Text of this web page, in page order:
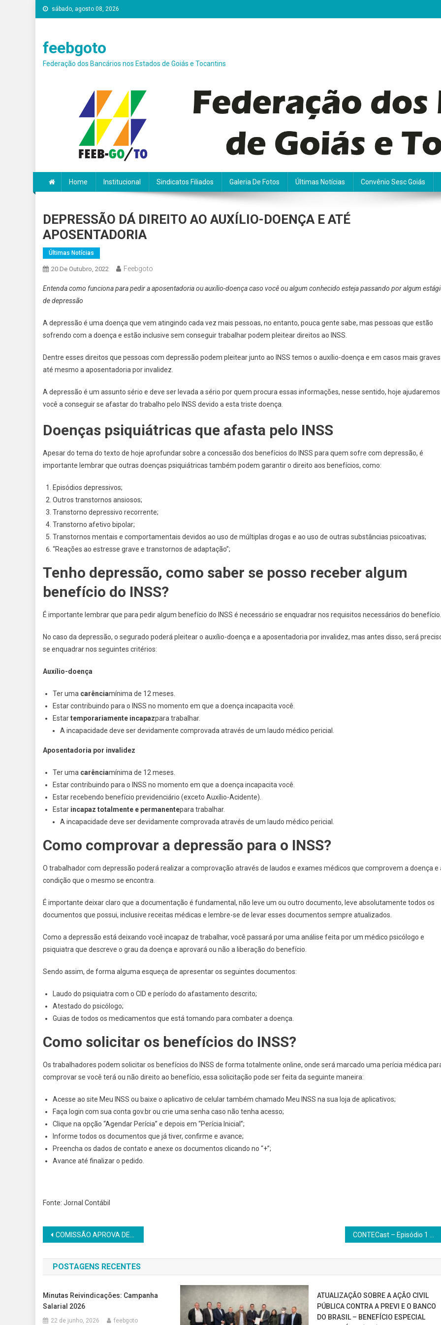
Skip
to
sábado, agosto 08, 2026
feebgoto
Federação dos Bancários nos Estados de Goiás e Tocantins
Home Institucional Sindicatos Filiados Galeria De Fotos Últimas Notícias Convênio Sesc Goiás
DEPRESSÃO DÁ DIREITO AO AUXÍLIO-DOENÇA E ATÉ
APOSENTADORIA
Últimas Notícias
20 De Outubro, 2022 Feebgoto
Entenda como funciona para pedir a aposentadoria ou auxílio-doença caso você ou algum conhecido esteja passando por algum
de depressão
A depressão é uma doença que vem atingindo cada vez mais pessoas, no entanto, pouca gente sabe, mas pessoas que estão
sofrendo com a doença e estão inclusive sem conseguir trabalhar podem pleitear direitos ao INSS.
Dentre esses direitos que pessoas com depressão podem pleitear junto ao INSS temos o auxílio-doença e em casos mais graves
até mesmo a aposentadoria por invalidez.
A depressão é um assunto sério e deve ser levada a sério por quem procura essas informações, nesse sentido, hoje ajudaremos
você a conseguir se afastar do trabalho pelo INSS devido a esta triste doença.
Doenças psiquiátricas que afasta pelo INSS
Apesar do tema do texto de hoje aprofundar sobre a concessão dos benefícios do INSS para quem sofre com depressão, é
importante lembrar que outras doenças psiquiátricas também podem garantir o direito aos benefícios, como:
Episódios depressivos;
Outros transtornos ansiosos;
Transtorno depressivo recorrente;
Transtorno afetivo bipolar;
Transtornos mentais e comportamentais devidos ao uso de múltiplas drogas e ao uso de outras substâncias psicoativas;
“Reações ao estresse grave e transtornos de adaptação”;
Tenho depressão, como saber se posso receber algum
benefício do INSS?
É importante lembrar que para pedir algum benefício do INSS é necessário se enquadrar nos requisitos necessários do benefício.
No caso da depressão, o segurado poderá pleitear o auxílio-doença e a aposentadoria por invalidez, mas antes disso, será
se enquadrar nos seguintes critérios:
Auxílio-doença
Ter uma carênciamínima de 12 meses.
Estar contribuindo para o INSS no momento em que a doença incapacita você.
Estartemporariamente incapazpara trabalhar.
A incapacidade deve ser devidamente comprovada através de um laudo médico pericial.
Aposentadoria por invalidez
Ter uma carênciamínima de 12 meses.
Estar contribuindo para o INSS no momento em que a doença incapacita você.
Estar recebendo benefício previdenciário (exceto Auxílio-Acidente).
Estar incapaz totalmente e permanentepara trabalhar.
A incapacidade deve ser devidamente comprovada através de um laudo médico pericial.
Como comprovar a depressão para o INSS?
O trabalhador com depressão poderá realizar a comprovação através de laudos e exames médicos que comprovem a doença e
condição que o mesmo se encontra.
É importante deixar claro que a documentação é fundamental, não leve um ou outro documento, leve absolutamente todos os
documentos que possui, inclusive receitas médicas e lembre-se de levar esses documentos sempre atualizados.
Como a depressão está deixando você incapaz de trabalhar, você passará por uma análise feita por um médico psicólogo e
psiquiatra que descreve o grau da doença e aprovará ou não a liberação do benefício.
Sendo assim, de forma alguma esqueça de apresentar os seguintes documentos:
Laudo do psiquiatra com o CID e período do afastamento descrito;
Atestado do psicólogo;
Guias de todos os medicamentos que está tomando para combater a doença.
Como solicitar os benefícios do INSS?
Os trabalhadores podem solicitar os benefícios do INSS de forma totalmente online, onde será marcado uma perícia médica
comprovar se você terá ou não direito ao benefício, essa solicitação pode ser feita da seguinte maneira:
Acesse ao site Meu INSS ou baixe o aplicativo de celular também chamado Meu INSS na sua loja de aplicativos;
Faça login com sua conta gov.br ou crie uma senha caso não tenha acesso;
Clique na opção “Agendar Perícia” e depois em “Perícia Inicial”;
Informe todos os documentos que já tiver, confirme e avance;
Preencha os dados de contato e anexe os documentos clicando no “+”;
Avance até finalizar o pedido.
Fonte: Jornal Contábil
Navegação
de
Post
COMISSÃO APROVA DEDUÇÃO NO IMPOSTO DE RENDA PARA MEDICAMENTOS DE USO CONTÍNUO DE IDOSOS
POSTAGENS RECENTES
Minutas Reivindicações: Campanha
Salarial 2026
22 de junho, 2026 feebgoto
ATUALIZAÇÃO SOBRE A AÇÃO CIVIL
PÚBLICA CONTRA A PREVI E O BANCO
DO BRASIL – BENEFÍCIO ESPECIAL